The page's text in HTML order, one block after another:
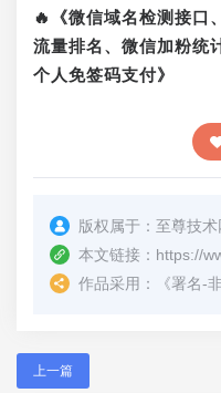
🔥《微信域名检测接口
流量排名、微信加粉统
个人免签码支付》
版权属于： 至尊技术
本文链接： https://
作品采用：
《署名-非商
上一篇